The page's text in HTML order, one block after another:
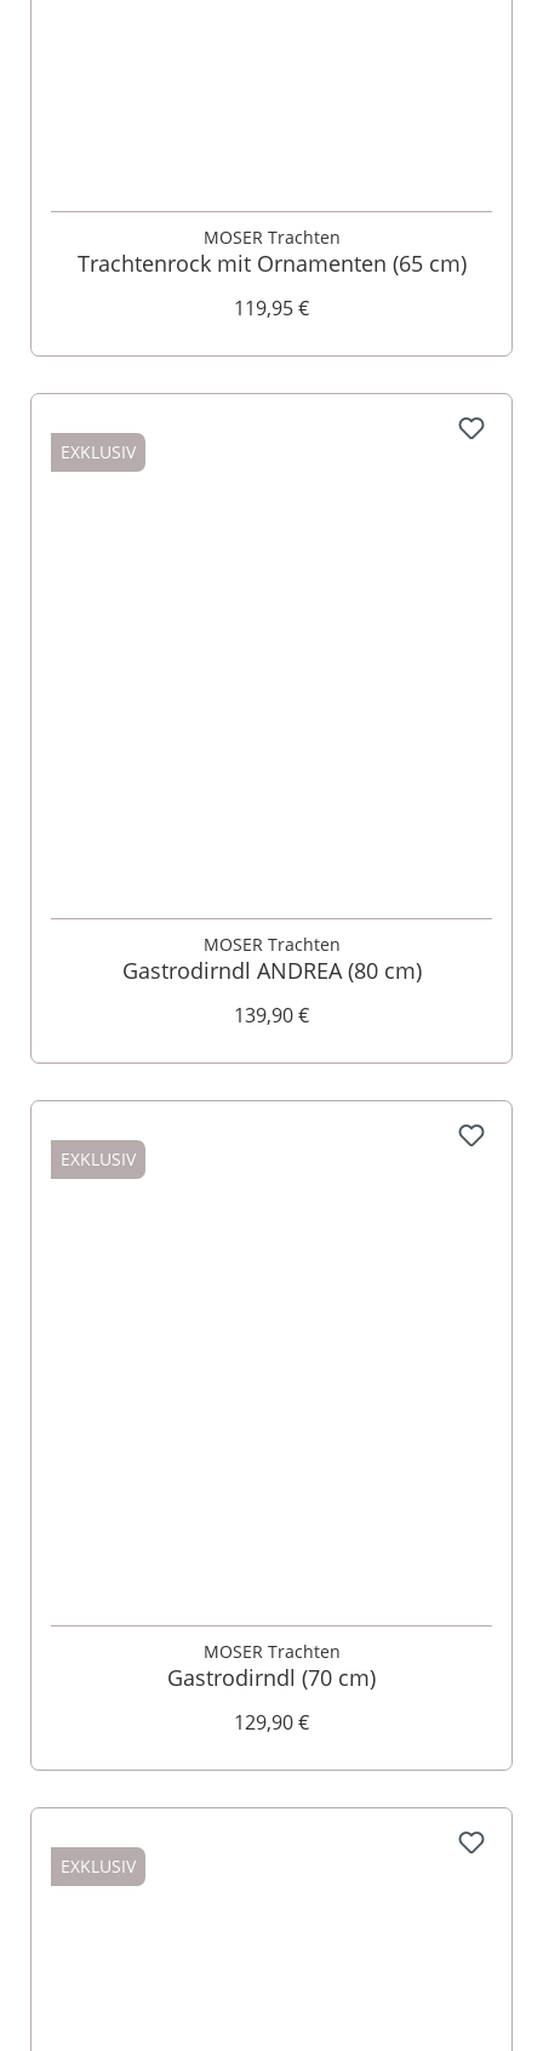
MOSER Trachten
Trachtenrock mit Ornamenten (65 cm)
119,95 €
EXKLUSIV
MOSER Trachten
Gastrodirndl ANDREA (80 cm)
139,90 €
EXKLUSIV
MOSER Trachten
Gastrodirndl (70 cm)
129,90 €
EXKLUSIV